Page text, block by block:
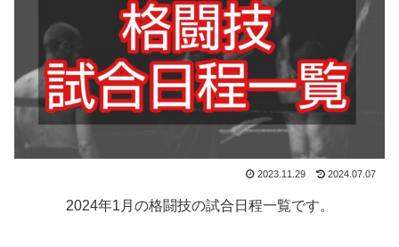
2023.11.29 2024.07.07
2024年1月の格闘技の試合日程一覧です。